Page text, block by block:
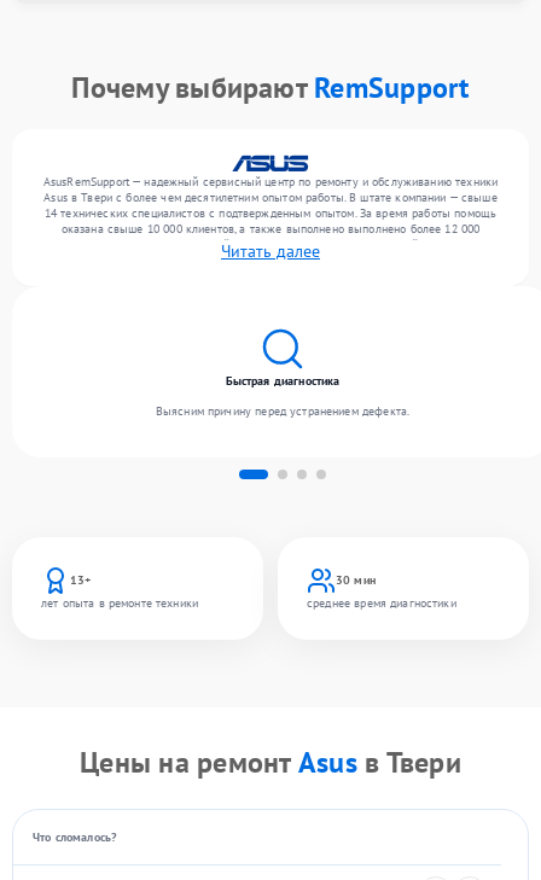
Почему выбираютRemSupport
AsusRemSupport — надежный сервисный центр по ремонту и обслуживанию техники
Asus в Твери с более чем десятилетним опытом работы. В штате компании — свыше
14 технических специалистов с подтвержденным опытом. За время работы помощь
оказана свыше 10 000 клиентов, а также выполнено выполнено более 12 000
ремонтов. Ежемесячно в сервисный центр поступает более 300 устройств, включая , , .
Мы устраняем поломки любой сложности и предлагаем стабильный уровень сервиса
Читать далее
13+
лет опыта в ремонте техники
30 мин
среднее время диагностики
Быстрая диагностика
Выясним причину перед устранением дефекта.
Цены на ремонтAsusв Твери
Что сломалось?